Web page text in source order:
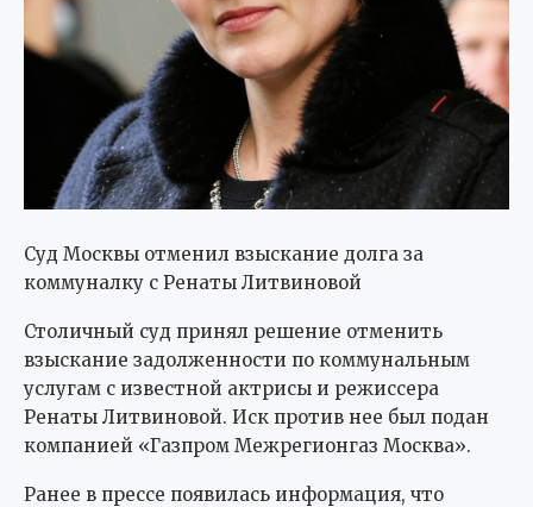
Суд Москвы отменил взыскание долга за
коммуналку с Ренаты Литвиновой
Столичный суд принял решение отменить
взыскание задолженности по коммунальным
услугам с известной актрисы и режиссера
Ренаты Литвиновой. Иск против нее был подан
компанией «Газпром Межрегионгаз Москва».
Ранее в прессе появилась информация, что